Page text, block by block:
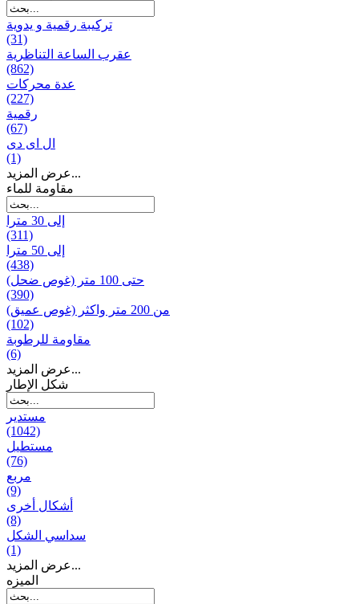
تركيبة رقمية و يدوية
(31)
عقرب الساعة التناظرية
(862)
عدة محركات
(227)
رقمية
(67)
ال ای دی
(1)
عرض المزيد...
مقاومة للماء
إلى 30 مترا
(311)
إلى 50 مترا
(438)
حتى 100 متر (غوص ضحل)
(390)
من 200 متر واکثر (غوص عميق)
(102)
مقاومة للرطوبة
(6)
عرض المزيد...
شكل الإطار
مستدير
(1042)
مستطيل
(76)
مربع
(9)
أشكال أخرى
(8)
سداسي الشكل
(1)
عرض المزيد...
المیزه